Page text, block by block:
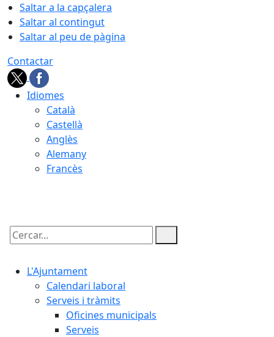
Saltar a la capçalera
Saltar al contingut
Saltar al peu de pàgina
Contactar
Idiomes
Català
Castellà
Anglès
Alemany
Francès
Cercar:
L'Ajuntament
Calendari laboral
Serveis i tràmits
Oficines municipals
Serveis